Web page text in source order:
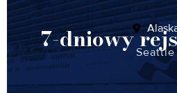
7-dniowy Seattle